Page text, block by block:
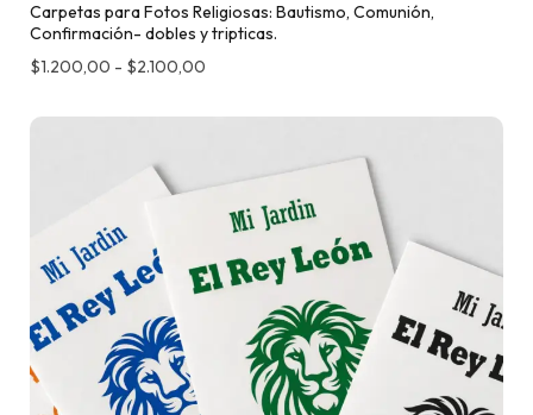
Carpetas para Fotos Religiosas: Bautismo, Comunión,
Confirmación- dobles y tripticas.
$1.200,00 - $2.100,00